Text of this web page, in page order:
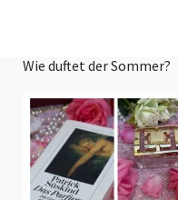
Wie duftet der Sommer?